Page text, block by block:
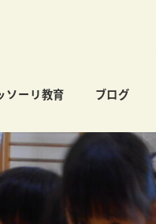
ソーリ教育 ブログ